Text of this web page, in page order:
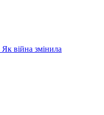
війна змінила